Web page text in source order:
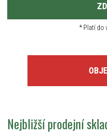
*Platí do
Nejbližší prodejní